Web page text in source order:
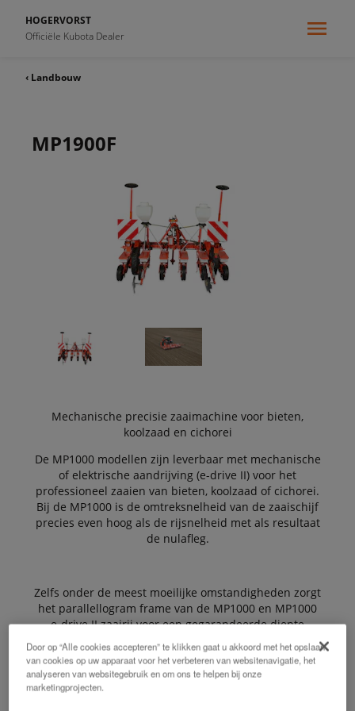
HOGERVORST
Officiële Kubota Dealer
‹ Landbouw
MP1900F
Mechanische precisie zaaimachine voor bieten,
koolzaad en cichorei
De MP1000 modellen zijn leverbaar met mechanische
of elektrische aandrijving (e-drive II) voor het
professioneel zaaien van bieten, koolzaad of cichorei.
Bij de MP1000 is de omtreksnelheid van de zaaischijf
precies even hoog als de rijsnelheid met als resultaat
de nulafleg.
Zelfs onder de meest moeilijke omstandigheden zorgt
het parallellogram frame van de MP1000 en MP1000
e-drive II zaairij voor een gegarandeerde diepte
controle.
De starre frames zijn verkrijgbaar in werkbreedten
Door op “Alle cookies accepteren” te klikken gaat u akkoord met het opslaan
van cookies op uw apparaat voor het verbeteren van websitenavigatie, het
analyseren van websitegebruik en om ons te helpen bij onze
marketingprojecten.